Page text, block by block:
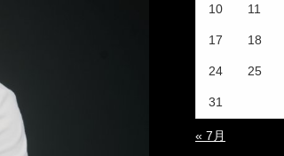
10 11
17 18
24 25
31
« 7月